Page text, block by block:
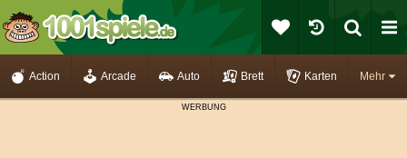
Mehr
Action Arcade Auto Brett Karten